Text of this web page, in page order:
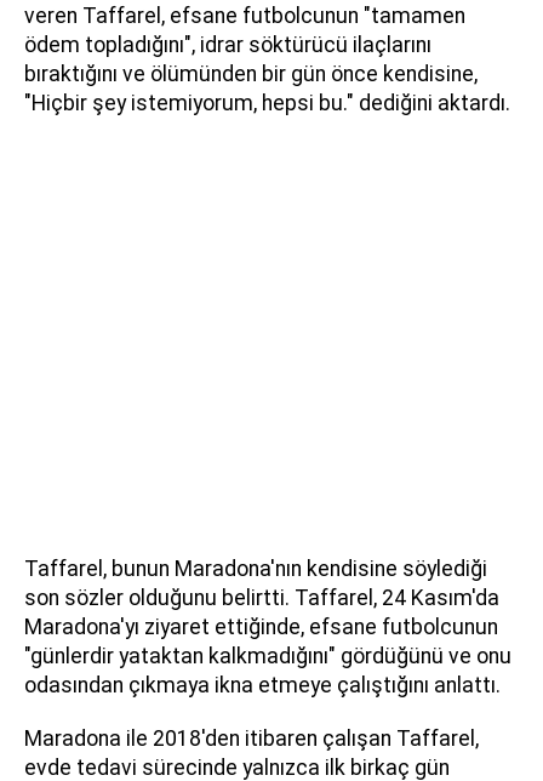
veren Taffarel, efsane futbolcunun "tamamen
ödem topladığını", idrar söktürücü ilaçlarını
bıraktığını ve ölümünden bir gün önce kendisine,
"Hiçbir şey istemiyorum, hepsi bu." dediğini aktardı.
Taffarel, bunun Maradona'nın kendisine söylediği
son sözler olduğunu belirtti. Taffarel, 24 Kasım'da
Maradona'yı ziyaret ettiğinde, efsane futbolcunun
"günlerdir yataktan kalkmadığını" gördüğünü ve onu
odasından çıkmaya ikna etmeye çalıştığını anlattı.
Maradona ile 2018'den itibaren çalışan Taffarel,
evde tedavi sürecinde yalnızca ilk birkaç gün